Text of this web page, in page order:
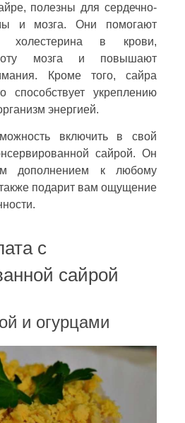
полезны для сердечно-
и мозга. Они помогают
холестерина в крови,
мозга и повышают
Кроме того, сайра
способствует укреплению
энергией.
включить в свой
сайрой. Он
дополнением к любому
подарит вам ощущение
с
сайрой
и огурцами